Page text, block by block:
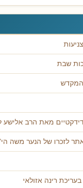
שבת
מאת הרב אלישע
לזכרו של הנער משה
רינה אזולאי